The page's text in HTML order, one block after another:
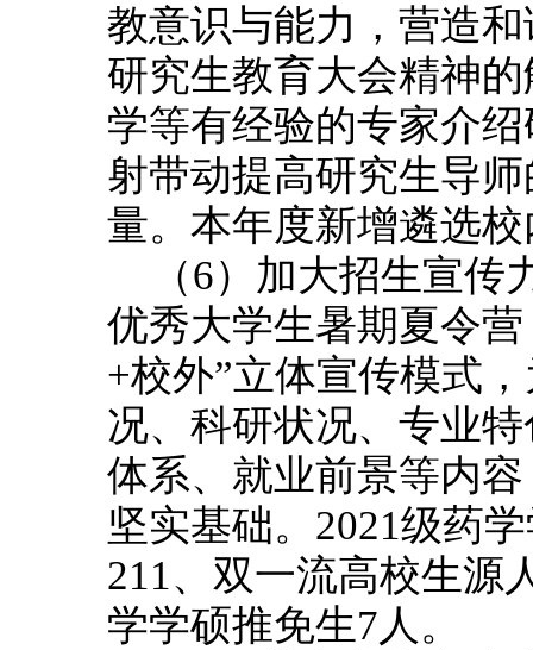
教意识与能力，营造
研究生教育大会精神
学等有经验的专家介
射带动提高研究生导
量。本年度新增遴选
（6）加大招生宣
优秀大学生暑期夏令
+校外”立体宣传模式
况、科研状况、专业
体系、就业前景等内
坚实基础。2021级药
211、双一流高校生源
学学硕推免生7人。